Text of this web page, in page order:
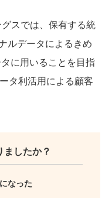
スでは、保有する統
ルデータによるきめ
に用いることを目指
タ利活用による顧客
ましたか？
なった